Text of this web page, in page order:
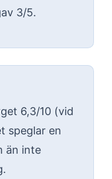
3/5.
6,3/10 (vid
speglar en
än inte